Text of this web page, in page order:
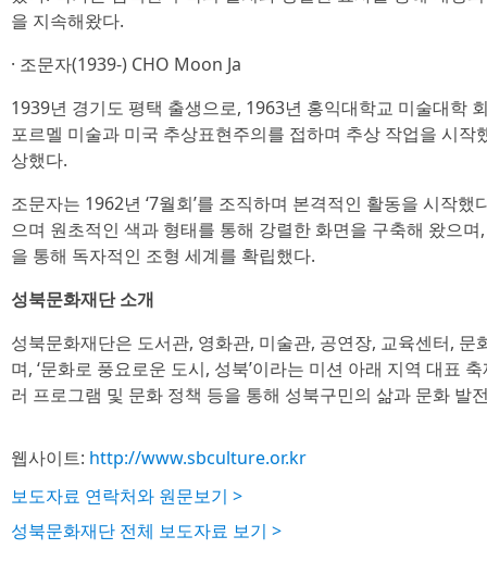
을 지속해왔다.
· 조문자(1939-) CHO Moon Ja
1939년 경기도 평택 출생으로, 1963년 홍익대학교 미술대학
포르멜 미술과 미국 추상표현주의를 접하며 추상 작업을 시
상했다.
조문자는 1962년 ‘7월회’를 조직하며 본격적인 활동을 시작
으며 원초적인 색과 형태를 통해 강렬한 화면을 구축해 왔으며
을 통해 독자적인 조형 세계를 확립했다.
성북문화재단 소개
성북문화재단은 도서관, 영화관, 미술관, 공연장, 교육센터,
며, ‘문화로 풍요로운 도시, 성북’이라는 미션 아래 지역 대표
러 프로그램 및 문화 정책 등을 통해 성북구민의 삶과 문화 발
웹사이트: http://www.sbculture.or.kr
보도자료 연락처와 원문보기 >
성북문화재단 전체 보도자료 보기 >